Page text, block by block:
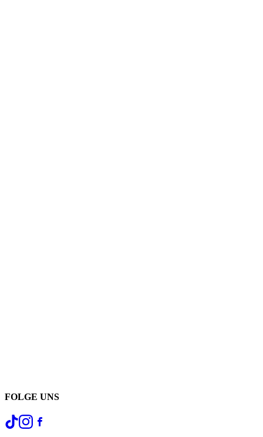
FOLGE UNS